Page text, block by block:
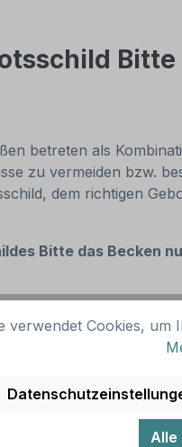
betreten als
zu vermeiden bzw.
dem richtigen
Bitte das Becken
Text und
verwendet Cookies,
Alle